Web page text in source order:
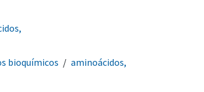
bioquímicos
aminoácidos,